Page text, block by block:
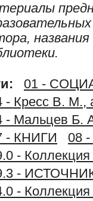
01 -
- Кресс В. М.,
- Мальцев Б.
- КНИГИ
08
-
-
-